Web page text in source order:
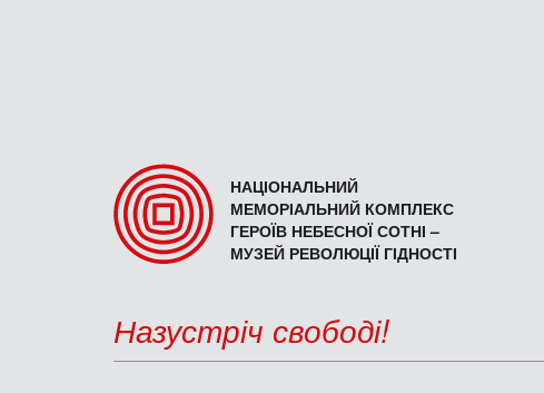
НАЦІОНАЛЬНИЙ
МЕМОРІАЛЬНИЙ КОМПЛЕКС
ГЕРОЇВ НЕБЕСНОЇ СОТНІ –
МУЗЕЙ РЕВОЛЮЦІЇ ГІДНОСТІ
Назустріч свободі!